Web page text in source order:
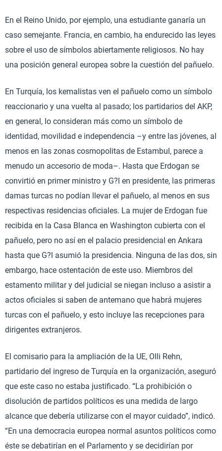
En el Reino Unido, por ejemplo, una estudiante ganaría un
caso semejante. Francia, en cambio, ha endurecido las leyes
sobre el uso de símbolos abiertamente religiosos. No hay
una posición general europea sobre la cuestión del pañuelo.
En Turquía, los kemalistas ven el pañuelo como un símbolo
reaccionario y una vuelta al pasado; los partidarios del AKP,
en general, lo consideran más como un símbolo de
identidad, movilidad e independencia –y entre las jóvenes, al
menos en las zonas cosmopolitas de Estambul, parece a
menudo un accesorio de moda–. Hasta que Erdogan se
convirtió en primer ministro y G?l en presidente, las primeras
damas turcas no podían llevar el pañuelo, al menos en sus
respectivas residencias oficiales. La mujer de Erdogan fue
recibida en la Casa Blanca en Washington cubierta con el
pañuelo, pero no así en el palacio presidencial en Ankara
hasta que G?l asumió la presidencia. Ninguna de las dos, sin
embargo, hace ostentación de este uso. Miembros del
estamento militar y del judicial se niegan incluso a asistir a
actos oficiales si saben de antemano que habrá mujeres
turcas con el pañuelo, y esto incluye las recepciones para
dirigentes extranjeros.
El comisario para la ampliación de la UE, Olli Rehn,
partidario del ingreso de Turquía en la organización, aseguró
que este caso no estaba justificado. “La prohibición o
disolución de partidos políticos es una medida de largo
alcance que debería utilizarse con el mayor cuidado”, indicó.
“En una democracia europea normal asuntos políticos como
éste se debatirían en el Parlamento y se decidirían por